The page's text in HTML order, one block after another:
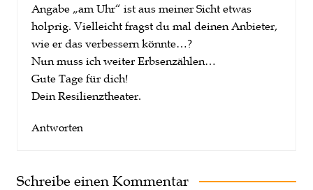
Angabe „am Uhr“ ist aus meiner Sicht etwas
holprig. Vielleicht fragst du mal deinen Anbieter,
wie er das verbessern könnte…?
Nun muss ich weiter Erbsenzählen…
Gute Tage für dich!
Dein Resilienztheater.
Antworten
Schreibe einen Kommentar